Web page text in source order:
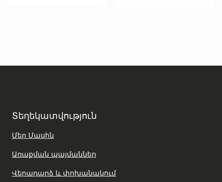
Տեղեկատվություն
Մեր Մասին
Առաքման պայմաններ
Վերադարձ և փոխանակում